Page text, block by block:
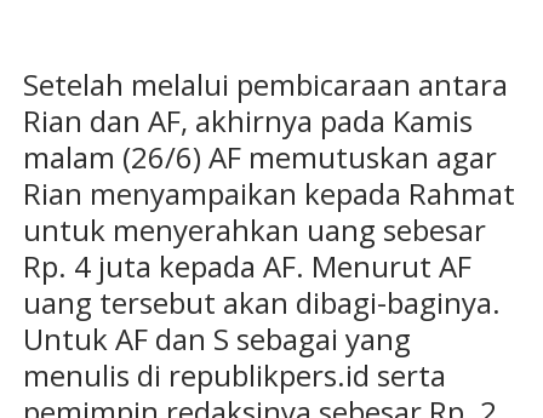
Setelah melalui pembicaraan antara
Rian dan AF, akhirnya pada Kamis
malam (26/6) AF memutuskan agar
Rian menyampaikan kepada Rahmat
untuk menyerahkan uang sebesar
Rp. 4 juta kepada AF. Menurut AF
uang tersebut akan dibagi-baginya.
Untuk AF dan S sebagai yang
menulis di republikpers.id serta